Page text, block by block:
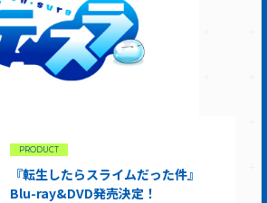
PRODUCT
『転生したらスライムだった件』
Blu-ray&DVD発売決定！